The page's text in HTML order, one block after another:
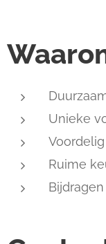
Unieke
Ruime